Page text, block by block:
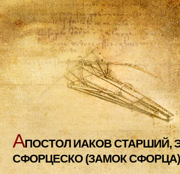
АПОСТОЛ ИАКОВ СТАРШИЙ,
СФОРЦЕСКО (ЗАМОК СФОРЦА)